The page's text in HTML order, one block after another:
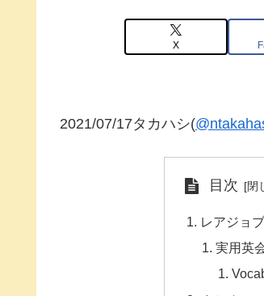
X
2021/07/17タカハシ(
目次
レアジョ
実用英